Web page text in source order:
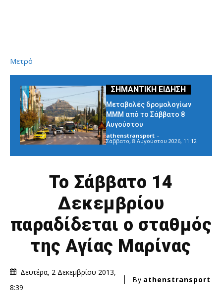
Μετρό
Μεταβολές δρομολογίων
ΜΜΜ από το Σάββατο 8
Αυγούστου
athenstransport -
Σάββατο, 8 Αυγούστου 2026, 11:12
Το Σάββατο 14
Δεκεμβρίου
παραδίδεται ο σταθμός
της Αγίας Μαρίνας
Δευτέρα, 2 Δεκεμβρίου 2013,
8:39
By athenstransport